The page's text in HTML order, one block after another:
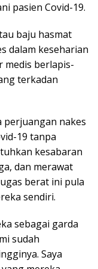
pasien Covid-19.
baju hasmat
dalam keseharian
medis berlapis-
terkadan
perjuangan nakes
19 tanpa
kesabaran
dan merawat
berat ini pula
sendiri.
sebagai garda
sudah
Saya